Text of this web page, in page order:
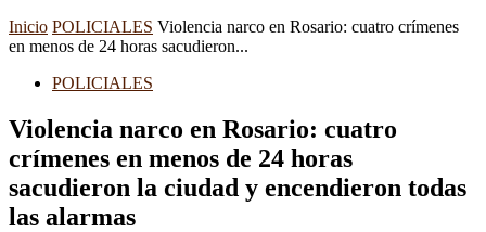
Inicio POLICIALES Violencia narco en Rosario: cuatro crímenes
en menos de 24 horas sacudieron...
POLICIALES
Violencia narco en Rosario: cuatro
crímenes en menos de 24 horas
sacudieron la ciudad y encendieron todas
las alarmas